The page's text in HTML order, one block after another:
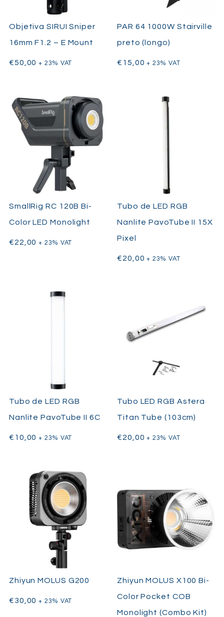
Objetiva SIRUI Sniper
16mm F1.2 – E Mount
€50,00 + 23% VAT
PAR 64 1000W Stairville
preto (longo)
€ 15,00 + 23% VAT
SmallRig RC 120B Bi-
Color LED Monolight
€22,00 + 23% VAT
Tubo de LED RGB
Nanlite PavoTube II 15X
Pixel
€20,00 + 23% VAT
Tubo de LED RGB
Nanlite PavoTube II 6C
€ 10,00 + 23% VAT
Tubo LED RGB Astera
Titan Tube (103cm)
€20,00 + 23% VAT
Zhiyun MOLUS G200
€30,00 + 23% VAT
Zhiyun MOLUS X100 Bi-
Color Pocket COB
Monolight (Combo Kit)